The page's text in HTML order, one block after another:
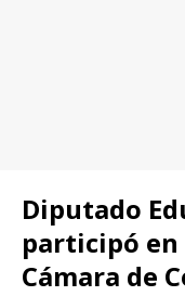
Diputado
participó
Cámara de